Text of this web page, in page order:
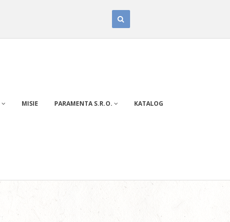
MISIE PARAMENTA S.R.O. KATALOG